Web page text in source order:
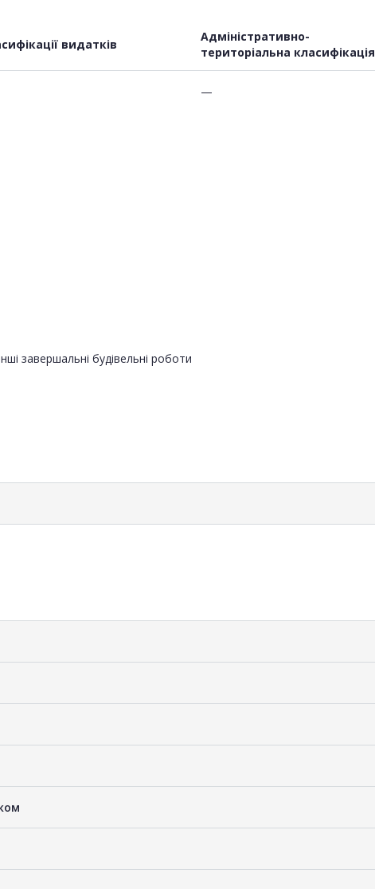
видатків
Адміністративно-
територіальна класифікація
—
завершальні будівельні роботи